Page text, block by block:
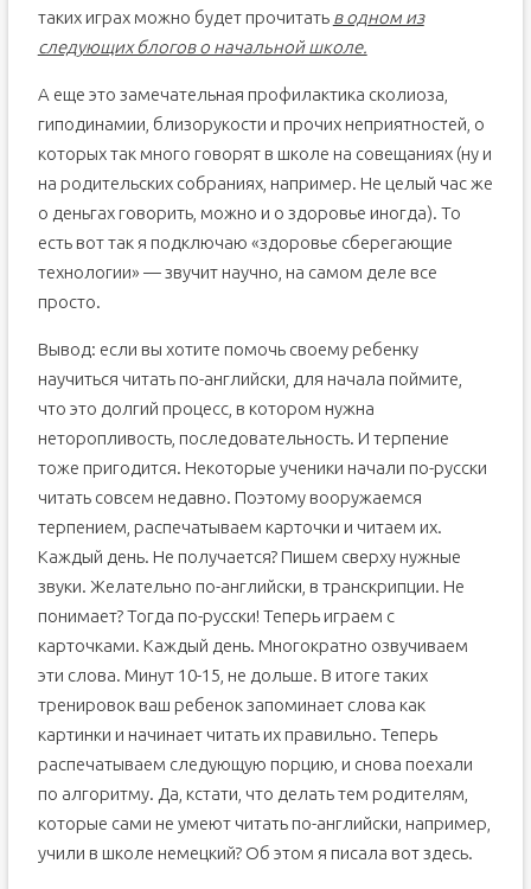
таких играх можно будет прочитать в одном из
следующих блогов о начальной школе.
А еще это замечательная профилактика сколиоза,
гиподинамии, близорукости и прочих неприятностей, о
которых так много говорят в школе на совещаниях (ну и
на родительских собраниях, например. Не целый час же
о деньгах говорить, можно и о здоровье иногда). То
есть вот так я подключаю «здоровье сберегающие
технологии» — звучит научно, на самом деле все
просто.
Вывод: если вы хотите помочь своему ребенку
научиться читать по-английски, для начала поймите,
что это долгий процесс, в котором нужна
неторопливость, последовательность. И терпение
тоже пригодится. Некоторые ученики начали по-русски
читать совсем недавно. Поэтому вооружаемся
терпением, распечатываем карточки и читаем их.
Каждый день. Не получается? Пишем сверху нужные
звуки. Желательно по-английски, в транскрипции. Не
понимает? Тогда по-русски! Теперь играем с
карточками. Каждый день. Многократно озвучиваем
эти слова. Минут 10-15, не дольше. В итоге таких
тренировок ваш ребенок запоминает слова как
картинки и начинает читать их правильно. Теперь
распечатываем следующую порцию, и снова поехали
по алгоритму. Да, кстати, что делать тем родителям,
которые сами не умеют читать по-английски, например,
учили в школе немецкий? Об этом я писала вот здесь.